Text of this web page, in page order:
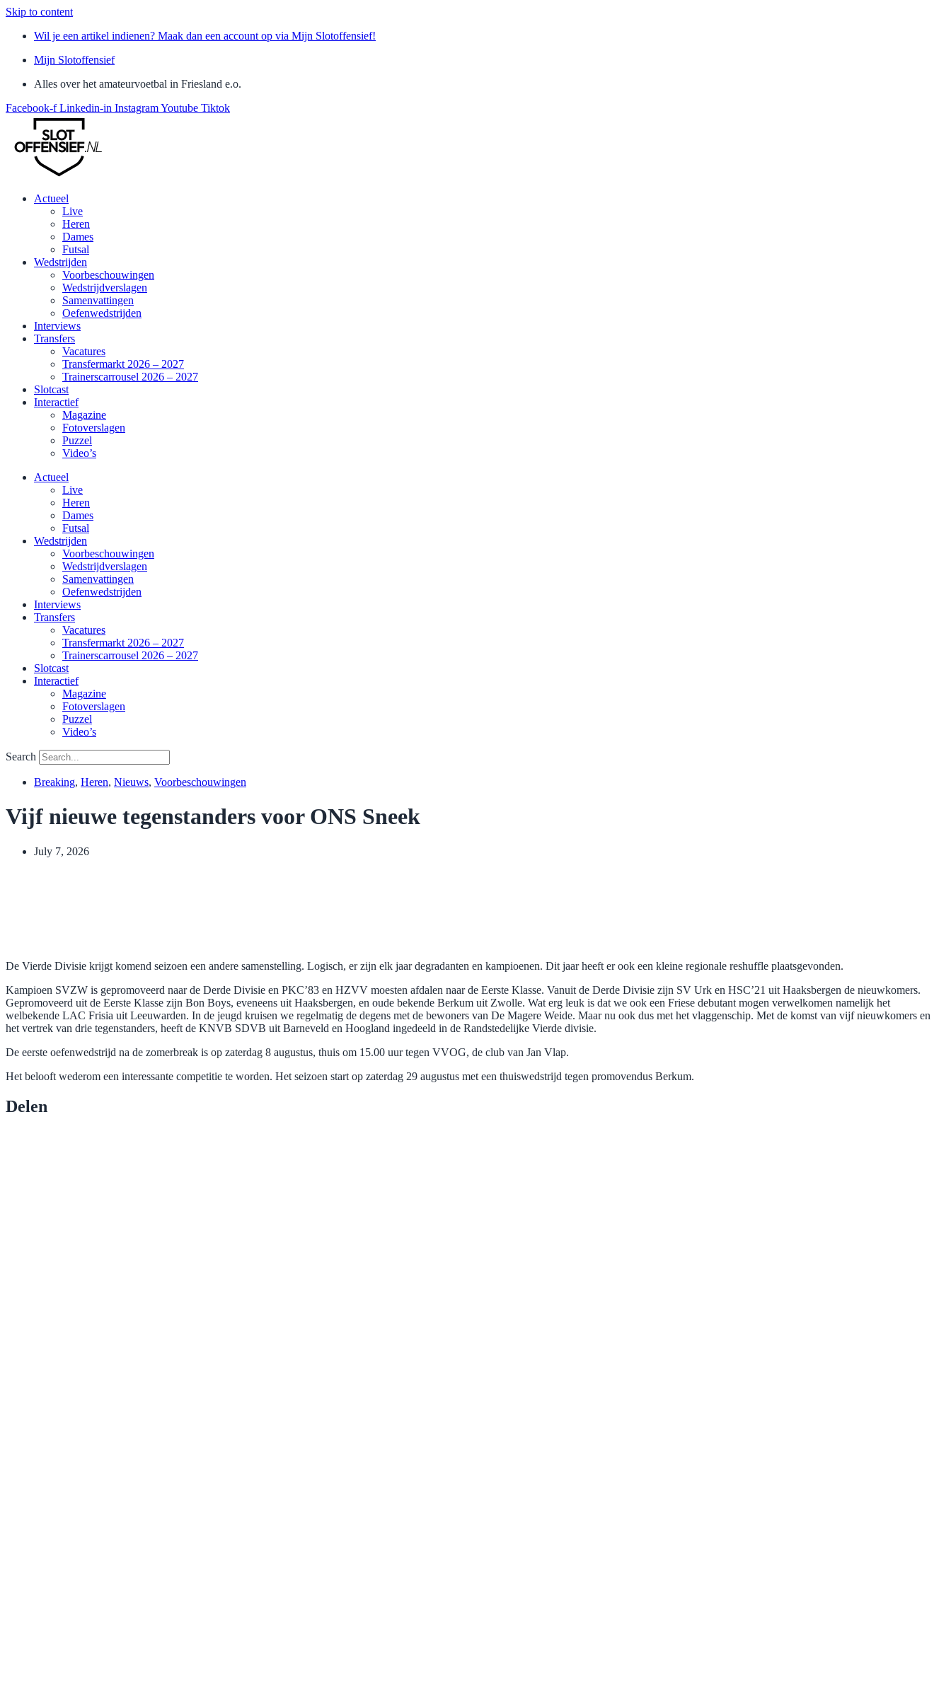
Skip to content
Wil je een artikel indienen? Maak dan een account op via Mijn Slotoffensief!
Mijn Slotoffensief
Alles over het amateurvoetbal in Friesland e.o.
Facebook-f Linkedin-in InstagramYoutube Tiktok
Actueel
Live
Heren
Dames
Futsal
Wedstrijden
Voorbeschouwingen
Wedstrijdverslagen
Samenvattingen
Oefenwedstrijden
Interviews
Transfers
Vacatures
Transfermarkt 2026 – 2027
Trainerscarrousel 2026 – 2027
Slotcast
Interactief
Magazine
Fotoverslagen
Puzzel
Video’s
Actueel
Live
Heren
Dames
Futsal
Wedstrijden
Voorbeschouwingen
Wedstrijdverslagen
Samenvattingen
Oefenwedstrijden
Interviews
Transfers
Vacatures
Transfermarkt 2026 – 2027
Trainerscarrousel 2026 – 2027
Slotcast
Interactief
Magazine
Fotoverslagen
Puzzel
Video’s
Search
Breaking, Heren, Nieuws, Voorbeschouwingen
Vijf nieuwe tegenstanders voor ONS Sneek
July 7, 2026
De Vierde Divisie krijgt komend seizoen een andere samenstelling. Logisch, er zijn elk jaar degradanten en kampioenen. Dit jaar heeft er ook een kleine regionale reshuffle plaatsgevonden.
Kampioen SVZW is gepromoveerd naar de Derde Divisie en PKC’83 en HZVV moesten afdalen naar de Eerste Klasse. Vanuit de Derde Divisie zijn SV Urk en HSC’21 uit Haaksbergen de nieuwkomers.
Gepromoveerd uit de Eerste Klasse zijn Bon Boys, eveneens uit Haaksbergen, en oude bekende Berkum uit Zwolle. Wat erg leuk is dat we ook een Friese debutant mogen verwelkomen namelijk het
welbekende LAC Frisia uit Leeuwarden. In de jeugd kruisen we regelmatig de degens met de bewoners van De Magere Weide. Maar nu ook dus met het vlaggenschip. Met de komst van vijf nieuwkomers en
het vertrek van drie tegenstanders, heeft de KNVB SDVB uit Barneveld en Hoogland ingedeeld in de Randstedelijke Vierde divisie.
De eerste oefenwedstrijd na de zomerbreak is op zaterdag 8 augustus, thuis om 15.00 uur tegen VVOG, de club van Jan Vlap.
Het belooft wederom een interessante competitie te worden. Het seizoen start op zaterdag 29 augustus met een thuiswedstrijd tegen promovendus Berkum.
Delen